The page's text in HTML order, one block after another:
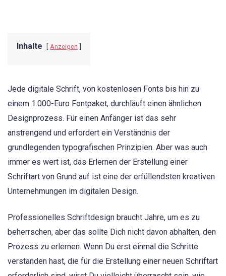
Inhalte Anzeigen
Jede digitale Schrift, von kostenlosen Fonts bis hin zu
einem 1.000-Euro Fontpaket, durchläuft einen ähnlichen
Designprozess. Für einen Anfänger ist das sehr
anstrengend und erfordert ein Verständnis der
grundlegenden typografischen Prinzipien. Aber was auch
immer es wert ist, das Erlernen der Erstellung einer
Schriftart von Grund auf ist eine der erfüllendsten kreativen
Unternehmungen im digitalen Design.
Professionelles Schriftdesign braucht Jahre, um es zu
beherrschen, aber das sollte Dich nicht davon abhalten, den
Prozess zu erlernen. Wenn Du erst einmal die Schritte
verstanden hast, die für die Erstellung einer neuen Schriftart